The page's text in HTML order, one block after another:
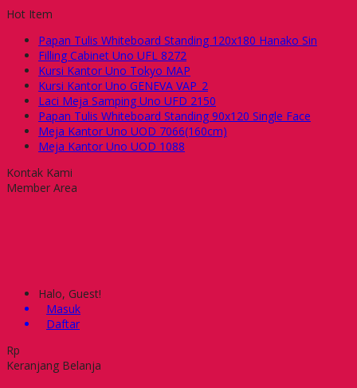
Hot Item
Papan Tulis Whiteboard Standing 120x180 Hanako Sin
Filling Cabinet Uno UFL 8272
Kursi Kantor Uno Tokyo MAP
Kursi Kantor Uno GENEVA VAP_2
Laci Meja Samping Uno UFD 2150
Papan Tulis Whiteboard Standing 90x120 Single Face
Meja Kantor Uno UOD 7066(160cm)
Meja Kantor Uno UOD 1088
Kontak Kami
Member Area
Halo, Guest!
Masuk
Daftar
Rp
Keranjang Belanja